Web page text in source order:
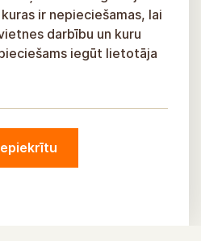
ir nepieciešamas, lai
darbību un kuru
iegūt lietotāja